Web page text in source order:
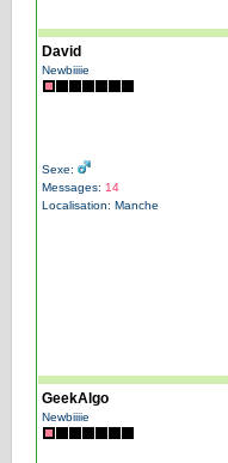
David
Newbiiiie
Sexe:
Messages: 14
Localisation: Manche
GeekAlgo
Newbiiiie